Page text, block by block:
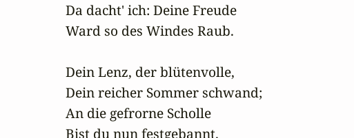
Da dacht' ich: Deine Freude
Ward so des Windes Raub.
Dein Lenz, der blütenvolle,
Dein reicher Sommer schwand;
An die gefrorne Scholle
Bist du nun festgebannt.